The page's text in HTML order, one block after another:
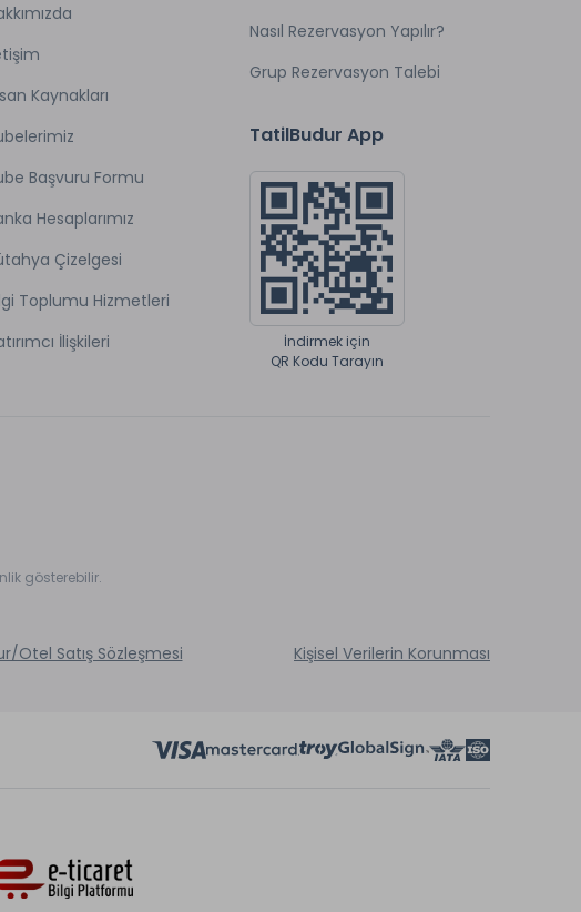
Kaynakları
Başvuru Formu
Hesaplarımız
Çizelgesi
Toplumu Hizmetleri
İlişkileri
Nasıl Rezervasyon Yapılır?
Grup Rezervasyon Talebi
TatilBudur App
İndirmek için
QR Kodu Tarayın
gösterebilir.
Otel Satış Sözleşmesi Kişisel Verilerin Korunması